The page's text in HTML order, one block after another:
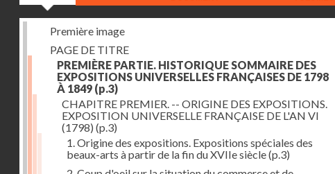
Première image
PAGE DE TITRE
PREMIÈRE PARTIE. HISTORIQUE SOMMAIRE DES
EXPOSITIONS UNIVERSELLES FRANÇAISES DE 1798
À 1849 (p.3)
CHAPITRE PREMIER. -- ORIGINE DES EXPOSITIONS.
EXPOSITION UNIVERSELLE FRANÇAISE DE L'AN VI
(1798) (p.3)
1. Origine des expositions. Expositions spéciales des
beaux-arts à partir de la fin du XVIIe siècle(p.3)